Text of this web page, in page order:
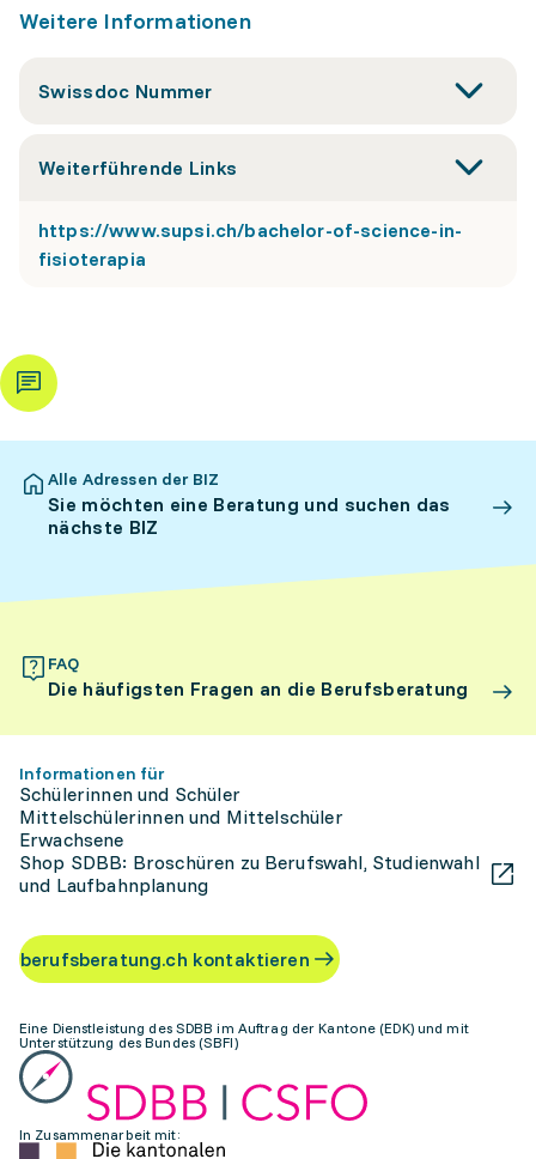
Weitere Informationen
Swissdoc Nummer
Weiterführende Links
https://www.supsi.ch/bachelor-of-science-in-
fisioterapia
Alle Adressen der BIZ
Sie möchten eine Beratung und suchen das
nächste BIZ
FAQ
Die häufigsten Fragen an die Berufsberatung
Informationen für
Schülerinnen und Schüler
Mittelschülerinnen und Mittelschüler
Erwachsene
Shop SDBB: Broschüren zu Berufswahl, Studienwahl
und Laufbahnplanung
berufsberatung.ch kontaktieren
Eine Dienstleistung des SDBB im Auftrag der Kantone (EDK) und mit
Unterstützung des Bundes (SBFI)
In Zusammenarbeit mit: